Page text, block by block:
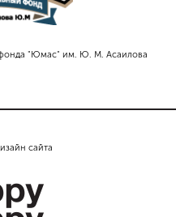
фонда "Юмас" им. Ю. М. Асаилова
сайта